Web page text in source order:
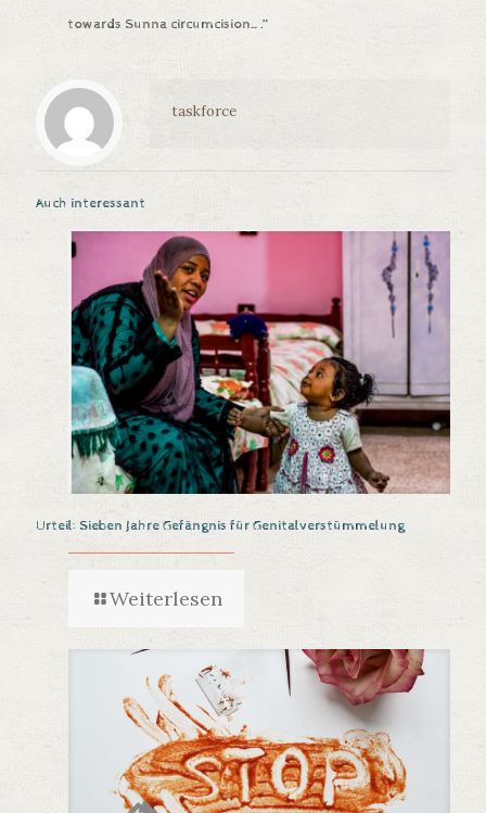
towards Sunna circumcision….”
taskforce
Auch interessant
Urteil: Sieben Jahre Gefängnis für Genitalverstümmelung
Weiterlesen